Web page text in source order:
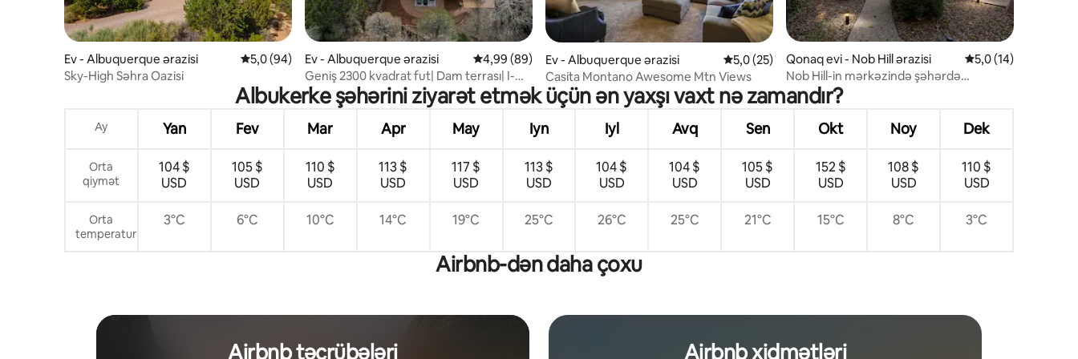
Ev - Albuquerque ərazisi Ortalama reytinq 5,0/5, 94 rəy
5,0 (94)
Sky-High Səhra Oazisi
Ev - Albuquerque ərazisi Ortalama reytinq 4,99/5, 89 rəy
4,99 (89)
Geniş 2300 kvadrat fut| Dam terrası| I-
40-a yaxın
Ev - Albuquerque ərazisi Ortalama reytinq 5,0/5, 25 rəy
5,0 (25)
Casita Montano Awesome Mtn Views
Qonaq evi - Nob Hill ərazisi Ortalama reytinq
5,0 (14)
Nob Hill-in mərkəzində şəhərdə
daldalanacaq dəbdəbəli və rahat yer
Albukerke şəhərini ziyarət etmək üçün ən yaxşı vaxt nə zamandır?
Ay Yan Fev Mar Apr May Iyn Iyl Avq Sen Okt Noy Dek
Orta
qiymət
104 $
USD
105 $
USD
110 $
USD
113 $
USD
117 $
USD
113 $
USD
104 $
USD
104 $
USD
105 $
USD
152 $
USD
108 $
USD
110 $
USD
Orta
temperatur
3°C 6°C 10°C 14°C 19°C 25°C 26°C 25°C 21°C 15°C 8°C 3°C
Airbnb-dən daha çoxu
Airbnb təcrübələri Airbnb xidmətləri